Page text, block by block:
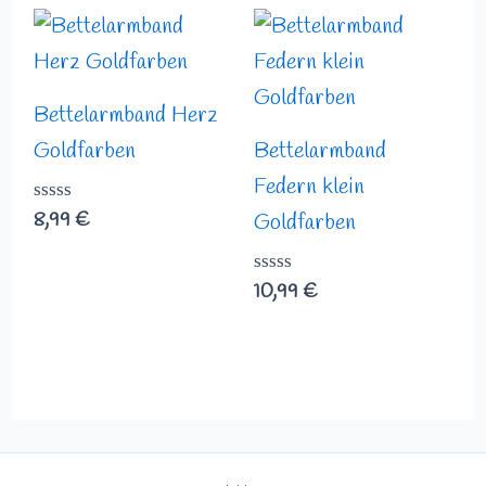
Bettelarmband Herz
Goldfarben
Bewertet
mit
8,99 €
Bettelarmband
Federn klein
Goldfarben
Bewertet
mit
10,99 €